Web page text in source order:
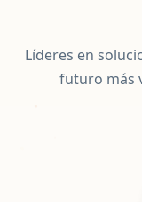
Líderes en
futuro más